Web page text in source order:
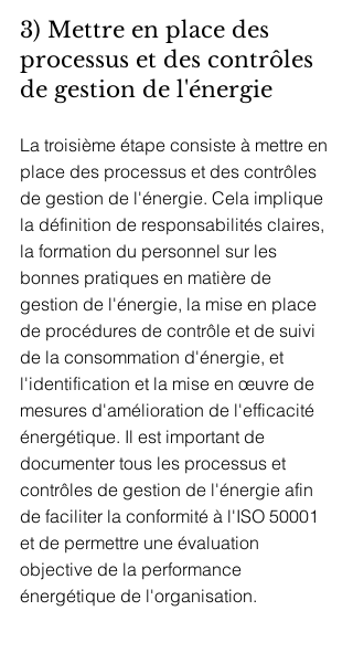
3) Mettre en place des
processus et des contrôles
de gestion de l'énergie
La troisième étape consiste à mettre en
place des processus et des contrôles
de gestion de l'énergie. Cela implique
la définition de responsabilités claires,
la formation du personnel sur les
bonnes pratiques en matière de
gestion de l'énergie, la mise en place
de procédures de contrôle et de suivi
de la consommation d'énergie, et
l'identification et la mise en œuvre de
mesures d'amélioration de l'efficacité
énergétique. Il est important de
documenter tous les processus et
contrôles de gestion de l'énergie afin
de faciliter la conformité à l'ISO 50001
et de permettre une évaluation
objective de la performance
énergétique de l'organisation.